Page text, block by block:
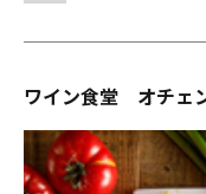
ワイン食堂 オチェ